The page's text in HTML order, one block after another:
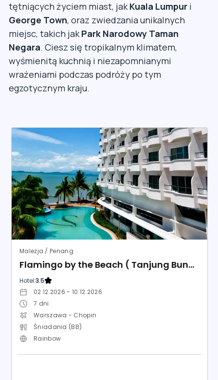
tętniących życiem miast, jakKuala Lumpur i
George Town, oraz zwiedzania unikalnych
miejsc, takich jakPark Narodowy Taman
Negara. Ciesz się tropikalnym klimatem,
wyśmienitą kuchnią i niezapomnianymi
wrażeniami podczas podróży po tym
egzotycznym kraju.
Malezja / Penang
Flamingo by the Beach ( Tanjung Bungah )
Hotel:3.5
02.12.2026 - 10.12.2026
7 dni
Warszawa - Chopin
Śniadania (BB)
Rainbow